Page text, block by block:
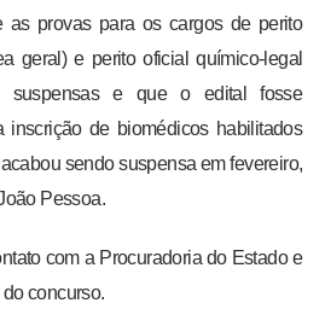
as provas para os cargos de perito
geral) e perito oficial químico-legal
suspensas e que o edital fosse
inscrição de biomédicos habilitados
sendo suspensa em fevereiro,
Pessoa.
com a Procuradoria do Estado e
concurso.